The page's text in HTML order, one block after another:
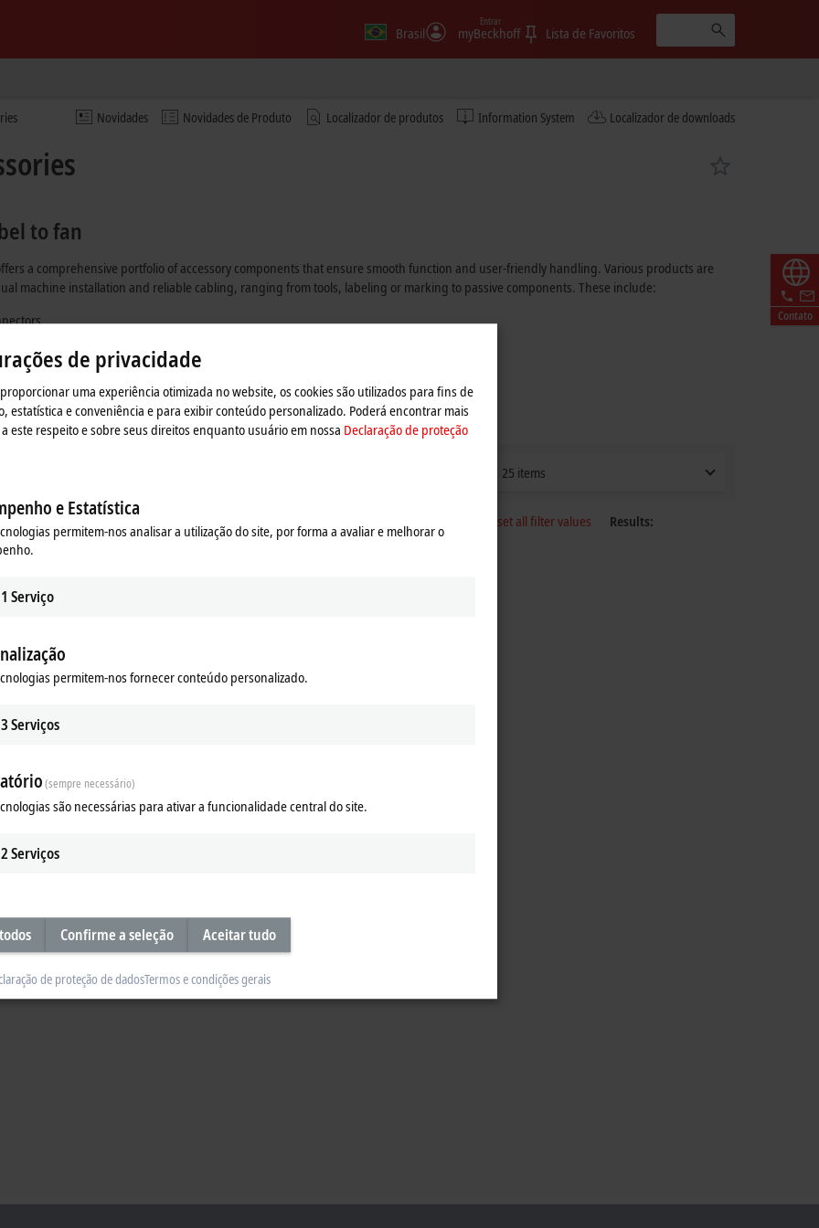
Brasil myBeckhoff
Entrar
Lista de Favoritos
Novidades Novidades de Produto Localizador de produtos Information System Localizador de downloads
Contato
to fan
a comprehensive portfolio of accessory components that ensure smooth function and user-friendly handling. Various products are
machine installation and reliable cabling, ranging from tools, labeling or marking to passive components. These include:
and fieldbus terminals
crimp contacts and protective caps.
and external braking resistors for connection to the EL and KL terminals.
25 items
Reset all filter values Results:
de privacidade
uma experiência otimizada no website, os cookies são utilizados para fins de
estatística e conveniência e para exibir conteúdo personalizado. Poderá encontrar mais
este respeito e sobre seus direitos enquanto usuário em nossa Declaração de proteção
e Estatística
permitem-nos analisar a utilização do site, por forma a avaliar e melhorar o
1 Serviço
permitem-nos fornecer conteúdo personalizado.
3Serviços
(sempre necessário)
são necessárias para ativar a funcionalidade central do site.
2Serviços
Confirme a seleção Aceitar tudo
de proteção de dadosTermos e condições gerais